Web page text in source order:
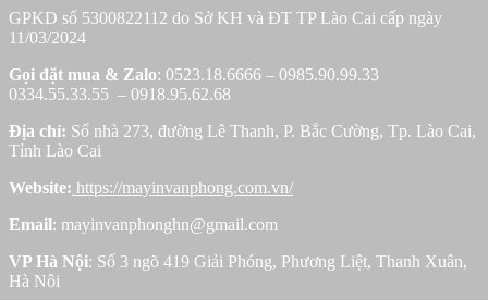
GPKD số 5300822112 do Sở KH và ĐT TP Lào Cai cấp ngày
11/03/2024
Gọi đặt mua & Zalo: 0523.18.6666 – 0985.90.99.33
0334.55.33.55 – 0918.95.62.68
Địa chỉ: Số nhà 273, đường Lê Thanh, P. Bắc Cường, Tp. Lào Cai,
Tỉnh Lào Cai
Website: https://mayinvanphong.com.vn/
Email: mayinvanphonghn@gmail.com
VP Hà Nội: Số 3 ngõ 419 Giải Phóng, Phương Liệt, Thanh Xuân,
Hà Nôi